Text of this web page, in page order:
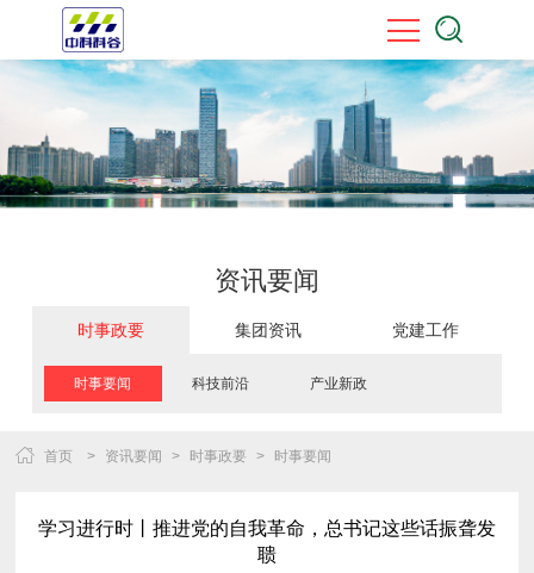
资讯要闻
时事政要 集团资讯 党建工作
时事要闻 科技前沿 产业新政
首页 > 资讯要闻 > 时事政要 > 时事要闻
聩